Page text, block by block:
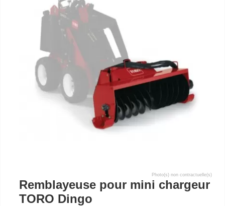
Photo(s) non contractuelle(s)
Remblayeuse pour mini chargeur
TORO Dingo